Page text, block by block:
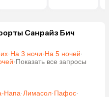
Санрайз Бич
·На 3 ночи·На 5 ночей·
·Показать все запросы
Напа·Лимасол·Пафос·